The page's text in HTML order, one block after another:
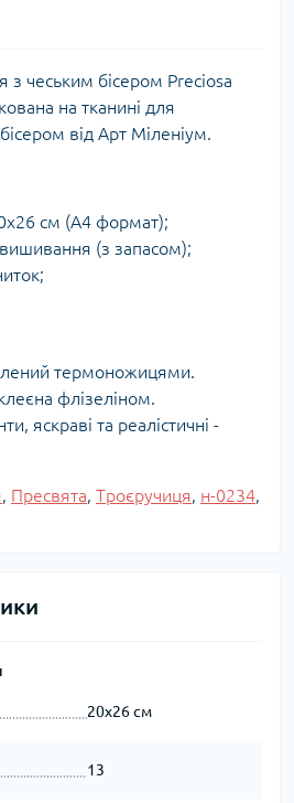
з чеським бісером Preciosa
на тканині для
від Арт Міленіум.
см (А4 формат);
(з запасом);
термоножицями.
флізеліном.
яскраві та реалістичні -
, Пресвята, Троєручиця, н-0234,
20x26 см
13